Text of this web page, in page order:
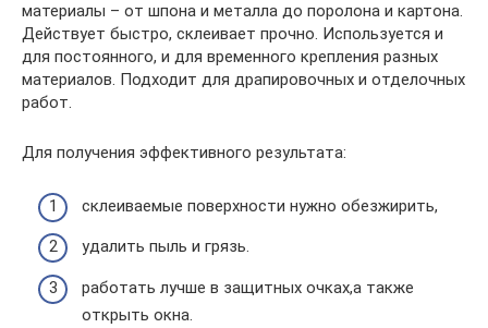
материалы – от шпона и металла до поролона и картона.
Действует быстро, склеивает прочно. Используется и
для постоянного, и для временного крепления разных
материалов. Подходит для драпировочных и отделочных
работ.
Для получения эффективного результата:
склеиваемые поверхности нужно обезжирить,
удалить пыль и грязь.
работать лучше в защитных очках,а также
открыть окна.